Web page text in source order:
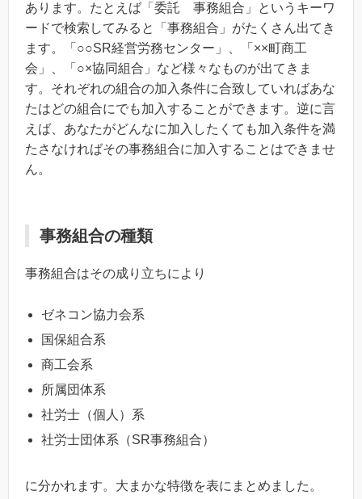
あります。たとえば「委託 事務組合」というキーワ
ードで検索してみると「事務組合」がたくさん出てき
ます。「○○SR経営労務センター」、「××町商工
会」、「○×協同組合」など様々なものが出てきま
す。それぞれの組合の加入条件に合致していればあな
たはどの組合にでも加入することができます。逆に言
えば、あなたがどんなに加入したくても加入条件を満
たさなければその事務組合に加入することはできませ
ん。
事務組合の種類
事務組合はその成り立ちにより
ゼネコン協力会系
国保組合系
商工会系
所属団体系
社労士（個人）系
社労士団体系（SR事務組合）
に分かれます。大まかな特徴を表にまとめました。